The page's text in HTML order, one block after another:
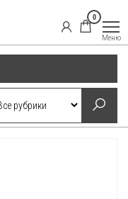
0
Меню